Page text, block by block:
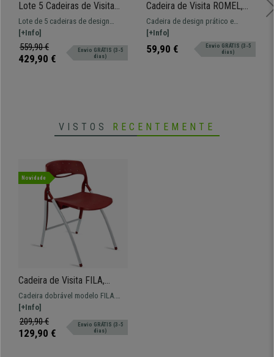
Lote 5 Cadeiras de Visita
CARINA, Empilhável, Encaixe
Lateral, Pernas Cromadas,
Pele Cinzenta
Lote de 5 cadeiras de design
prático e versátil CARINA. Opção
de encaixe prático e confortável.
[+Info]
559,90 €
429,90 €
Envio GRÁTIS (3-5
dias)
Cadeira de Visita ROMEL,
Prática e Empilhável, Pernas
Pretas, Em Pano, Cinzento
Cadeira de design prático e
versátil ROMEL. Confortável,
resistente e com design moderno.
[+Info]
59,90 €
Envio GRÁTIS (3-5
dias)
VISTOS RECENTEMENTE
Novidade
Cadeira de Visita FILA,
Dobrável e Prática,
Estrutura Metálica, Cor
Bordeaux
Cadeira dobrável modelo FILA.
Estrutura de aço, cor cinza
prateado. É realmente prático e
fácil de armazenar.
[+Info]
209,90 €
129,90 €
Envio GRÁTIS (3-5
dias)